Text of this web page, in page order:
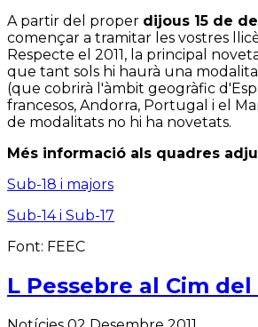
A partir del proper dijous 15 de
començar a tramitar les vostres
Respecte el 2011, la principal
que tant sols hi haurà una
(que cobrirà l'àmbit geogràfic
francesos, Andorra, Portugal i el
de modalitats no hi ha novetats.
Més informació als quadres
Sub-18 i majors
Sub-14 i Sub-17
Font: FEEC
L Pessebre al Cim del